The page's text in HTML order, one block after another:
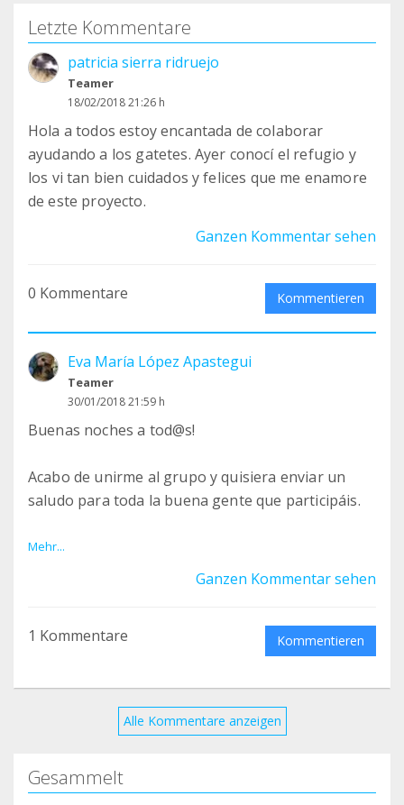
Letzte Kommentare
patricia sierra ridruejo
Teamer
18/02/2018 21:26 h
Hola a todos estoy encantada de colaborar
ayudando a los gatetes. Ayer conocí el refugio y
los vi tan bien cuidados y felices que me enamore
de este proyecto.
Ganzen Kommentar sehen
0 Kommentare Kommentieren
Eva María López Apastegui
Teamer
30/01/2018 21:59 h
Buenas noches a tod@s!
Acabo de unirme al grupo y quisiera enviar un
saludo para toda la buena gente que participáis.
GRACIAS al refugio por su estupenda labor y
Mehr...
Ganzen Kommentar sehen
1 Kommentare Kommentieren
Alle Kommentare anzeigen
Gesammelt